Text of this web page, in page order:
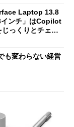
Laptop 13.8
ンチ」はCopilot
っくりとチェッ
も変わらない経営